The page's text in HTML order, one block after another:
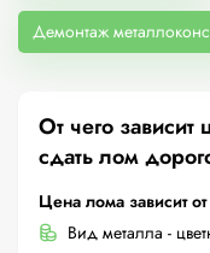
Демонтаж
От чего
сдать лом
Цена лома зависит
Вид металла -